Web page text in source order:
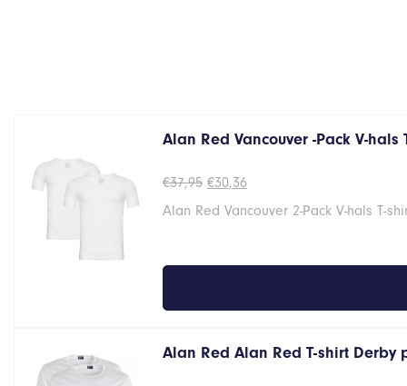
Alan Red Vancouver -Pack V-hals
€37,95 Oorspronkelijke
was:
€30,36Huidige
is:
Alan Red Vancouver 2-Pack V-hals T-
Alan Red Alan Red T-shirt Derby